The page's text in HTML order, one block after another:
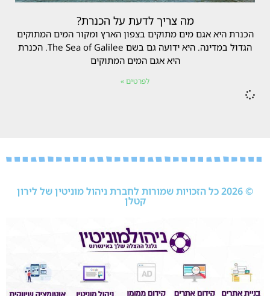
מה צריך לדעת על הכנרת?
הכנרת היא אגם מים מתוקים בצפון הארץ ומקור המים המתוקים
הגדול במדינה. היא ידועה גם בשם The Sea of Galilee. הכנרת
היא אגם המים המתוקים
לפרטים »
© 2026 כל הזכויות שמורות לחברת ניהול מוניטין של לירון
קטלן